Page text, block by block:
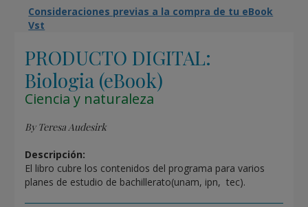
Consideraciones previas a la compra de tu eBook
Vst
PRODUCTO DIGITAL:
Biologia (eBook)
Ciencia y naturaleza
By Teresa Audesirk
Descripción:
El libro cubre los contenidos del programa para varios
planes de estudio de bachillerato(unam, ipn, tec).